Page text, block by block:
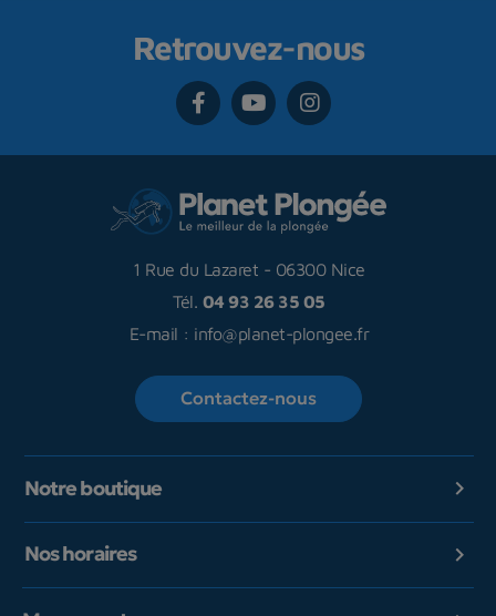
Retrouvez-nous
1 Rue du Lazaret - 06300 Nice
Tél. 04 93 26 35 05
E-mail : info@planet-plongee.fr
Contactez-nous
Notre boutique 
Nos horaires 